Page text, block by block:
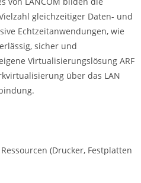
gleichzeitiger Daten- und
Echtzeitanwendungen, wie
sicher und
Virtualisierungslösung ARF
über das LAN
(Drucker, Festplatten